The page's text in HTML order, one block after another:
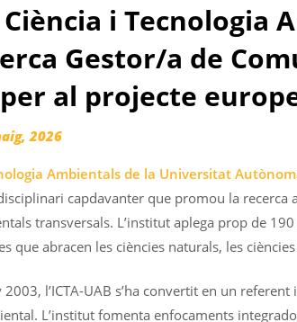
i Tecnologia
Gestor/a de
al projecte
2026
Ambientals de la Universitat
capdavanter que promou la recerca
transversals. L’institut aplega prop de
que abracen les ciències naturals, les
2003, l’ICTA-UAB s’ha convertit en un
L’institut fomenta enfocaments